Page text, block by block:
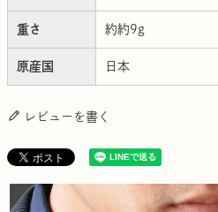
重さ 約約9g
原産国 日本
レビューを書く